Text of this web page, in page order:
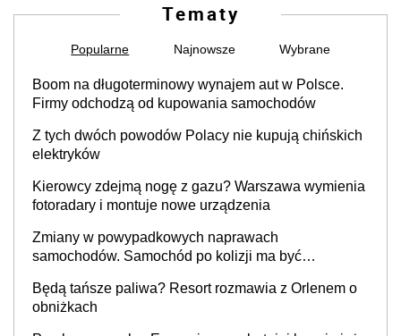
Tematy
Popularne Najnowsze Wybrane
Boom na długoterminowy wynajem aut w Polsce.
Firmy odchodzą od kupowania samochodów
Z tych dwóch powodów Polacy nie kupują chińskich
elektryków
Kierowcy zdejmą nogę z gazu? Warszawa wymienia
fotoradary i montuje nowe urządzenia
Zmiany w powypadkowych naprawach
samochodów. Samochód po kolizji ma być
producenta
Będą tańsze paliwa? Resort rozmawia z Orlenem o
obniżkach